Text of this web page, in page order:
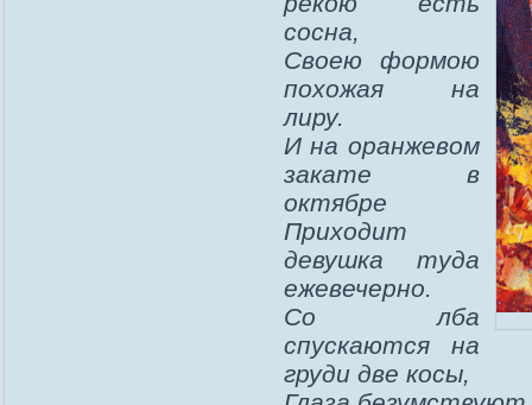
сосна,
Своею формою
похожая на
лиру.
И на оранжевом
закате в
октябре
Приходит
девушка туда
ежевечерно.
Со лба
спускаются на
груди две косы,